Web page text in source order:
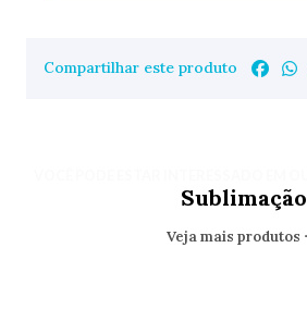
Compartilhar este produto
Sublimação
Veja mais produtos